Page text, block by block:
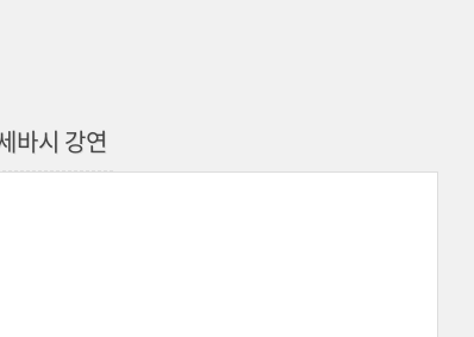
바시 강연